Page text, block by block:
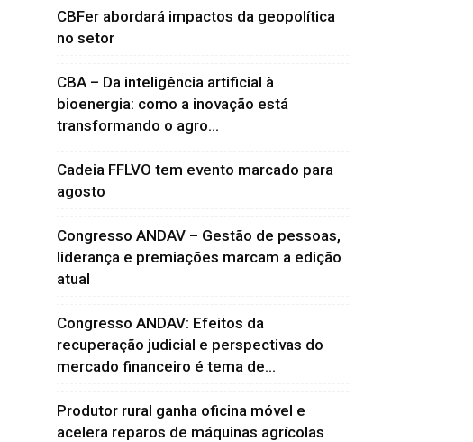
CBFer abordará impactos da geopolítica
no setor
CBA – Da inteligência artificial à
bioenergia: como a inovação está
transformando o agro...
Cadeia FFLVO tem evento marcado para
agosto
Congresso ANDAV – Gestão de pessoas,
liderança e premiações marcam a edição
atual
Congresso ANDAV: Efeitos da
recuperação judicial e perspectivas do
mercado financeiro é tema de...
Produtor rural ganha oficina móvel e
acelera reparos de máquinas agrícolas